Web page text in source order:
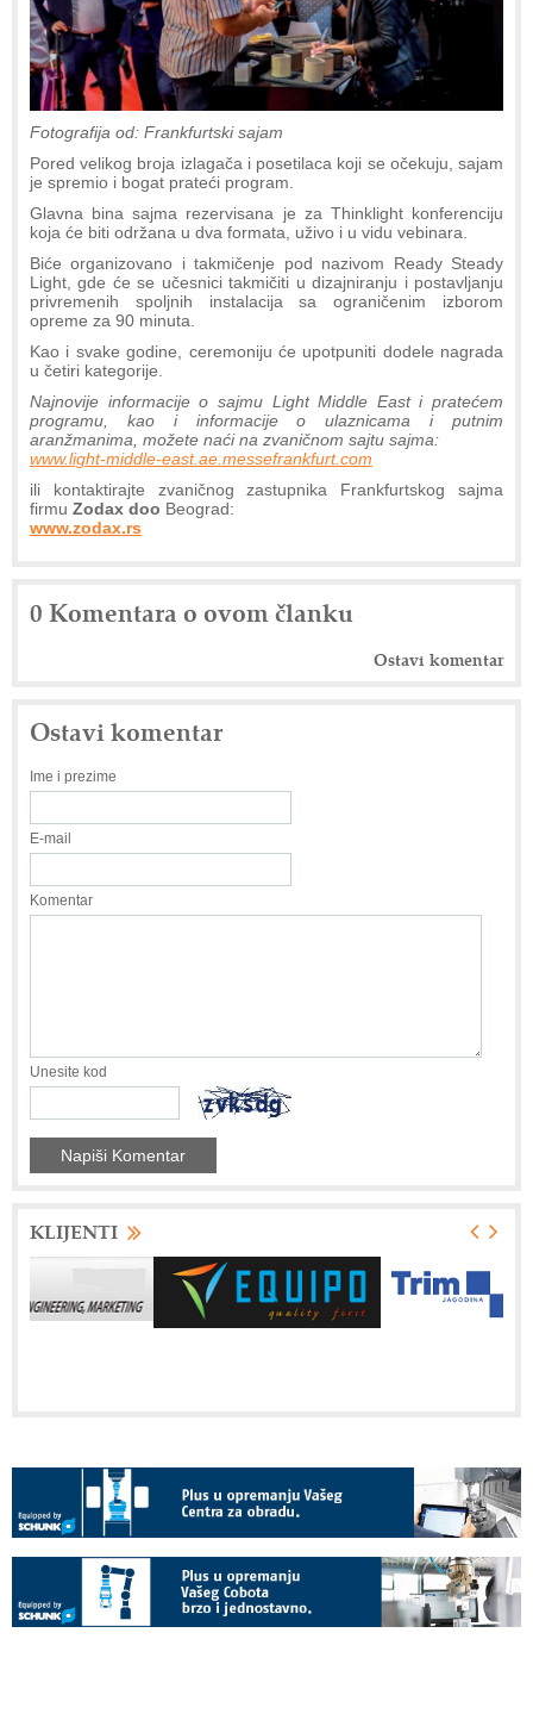
Fotografija od: Frankfurtski sajam
Pored velikog broja izlagača i posetilaca koji se očekuju, sajam
je spremio i bogat prateći program.
Glavna bina sajma rezervisana je za Thinklight konferenciju
koja će biti održana u dva formata, uživo i u vidu vebinara.
Biće organizovano i takmičenje pod nazivom Ready Steady
Light, gde će se učesnici takmičiti u dizajniranju i postavljanju
privremenih spoljnih instalacija sa ograničenim izborom
opreme za 90 minuta.
Kao i svake godine, ceremoniju će upotpuniti dodele nagrada
u četiri kategorije.
Najnovije informacije o sajmu Light Middle East i pratećem
programu, kao i informacije o ulaznicama i putnim
aranžmanima, možete naći na zvaničnom sajtu sajma:
www.light-middle-east.ae.messefrankfurt.com
ili kontaktirajte zvaničnog zastupnika Frankfurtskog sajma
firmu Zodax doo Beograd:
www.zodax.rs
0 Komentara o ovom članku
Ostavi komentar
Ostavi komentar
Ime i prezime
E-mail
Komentar
Unesite kod
KLIJENTI